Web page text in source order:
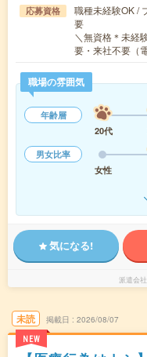
応募資格
職種未経験OK /
要
＼無資格＊未経
要・来社不要（
職場の雰囲気
年齢層
20代
男女比率
女性
気になる!
派遣会社
未読
NEW
掲載日 2026/08/07